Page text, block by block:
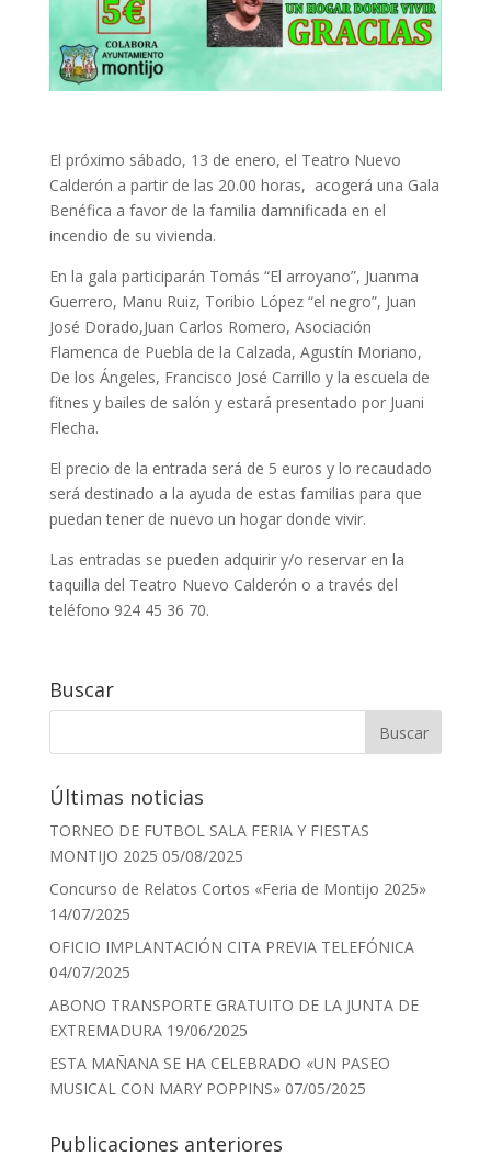
El próximo sábado, 13 de enero, el Teatro Nuevo
Calderón a partir de las 20.00 horas, acogerá una Gala
Benéfica a favor de la familia damnificada en el
incendio de su vivienda.
En la gala participarán Tomás “El arroyano”, Juanma
Guerrero, Manu Ruiz, Toribio López “el negro”, Juan
José Dorado,Juan Carlos Romero, Asociación
Flamenca de Puebla de la Calzada, Agustín Moriano,
De los Ángeles, Francisco José Carrillo y la escuela de
fitnes y bailes de salón y estará presentado por Juani
Flecha.
El precio de la entrada será de 5 euros y lo recaudado
será destinado a la ayuda de estas familias para que
puedan tener de nuevo un hogar donde vivir.
Las entradas se pueden adquirir y/o reservar en la
taquilla del Teatro Nuevo Calderón o a través del
teléfono 924 45 36 70.
Buscar
Últimas noticias
TORNEO DE FUTBOL SALA FERIA Y FIESTAS
MONTIJO 2025 05/08/2025
Concurso de Relatos Cortos «Feria de Montijo 2025»
14/07/2025
OFICIO IMPLANTACIÓN CITA PREVIA TELEFÓNICA
04/07/2025
ABONO TRANSPORTE GRATUITO DE LA JUNTA DE
EXTREMADURA 19/06/2025
ESTA MAÑANA SE HA CELEBRADO «UN PASEO
MUSICAL CON MARY POPPINS» 07/05/2025
Publicaciones anteriores